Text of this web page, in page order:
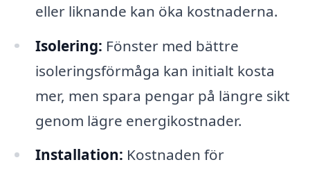
eller liknande kan öka kostnaderna.
Isolering: Fönster med bättre
isoleringsförmåga kan initialt kosta
mer, men spara pengar på längre sikt
genom lägre energikostnader.
Installation: Kostnaden för